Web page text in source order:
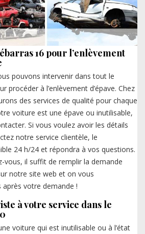
16 pour l’enlèvement
pouvons intervenir dans tout le
procéder à l’enlèvement d’épave. Chez
des services de qualité pour chaque
voiture est une épave ou inutilisable,
Si vous voulez avoir les détails
notre service clientèle, le
24 h/24 et répondra à vos questions.
vous, il suffit de remplir la demande
notre site web et on vous
votre demande !
à votre service dans le
voiture qui est inutilisable ou à l’état